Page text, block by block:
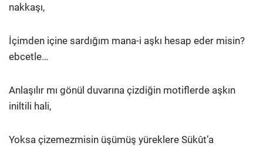
nakkaşı,
İçimden içine sardığım mana-i aşkı hesap eder misin?
ebcetle…
Anlaşılır mı gönül duvarına çizdiğin motiflerde aşkın
iniltili hali,
Yoksa çizemezmisin üşümüş yüreklere Sükût’a